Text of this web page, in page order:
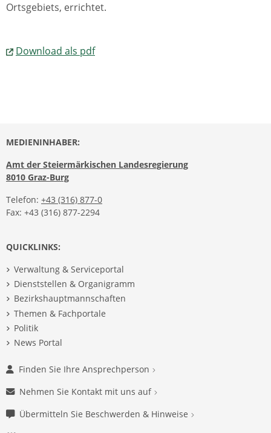
Ortsgebiets, errichtet.
Download als pdf
MEDIENINHABER:
Amt der Steiermärkischen Landesregierung
8010 Graz-Burg
Telefon: +43 (316) 877-0
Fax: +43 (316) 877-2294
QUICKLINKS:
Verwaltung & Serviceportal
Dienststellen & Organigramm
Bezirkshauptmannschaften
Themen & Fachportale
Politik
News Portal
Finden Sie Ihre Ansprechperson
Nehmen Sie Kontakt mit uns auf
Übermitteln Sie Beschwerden & Hinweise